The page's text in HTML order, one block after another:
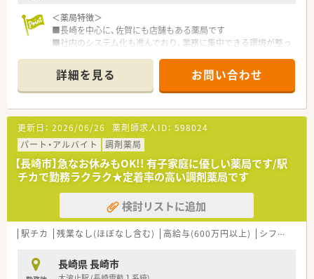
＜薬局特徴＞
■長崎を中心に、佐賀にも店舗もある薬局です
■社内のシステム化も進んでおり、業務に集中できる環境が整っ
■総合病院の門前で多科目応需のため、スキルアップが出来る環
境です。
■総合病院の処方箋をメインに応需しており、無菌調剤室を備え
て365日開業しています。
■総合病院の門前で疑義照会も薬剤部を通して行っているため、
安心です。
■近隣にはコンビニやスーパーマーケット、生活用品店なども並
んでいるため通勤途中のお買い物にも便利な立地です。
＜こんな企業です＞
■長崎市内に5店舗展開。1953創業の老舗の薬局です。
■社長は薬剤師ではありませんが、息子さんは薬剤師として本店
で勤務されています。
■会社として電子薬歴や自動一包化機械、インターネット発注シ
■ワークライフバランスを大事にしている企業です。
■ご年齢問わず活躍できる環境がございます。
詳細を見る お問い合わせ
更新日： 2026/06/26 薬剤師求人ID： 598024
パート・アルバイト
調剤薬局
【長崎市】急なお休みもOK!! 有子家庭に優しい薬局です/駅
チカで勤務ラクラク★定着率の高い調剤薬局です
検討リストに追加
駅チカ 残業なし(ほぼなし含む) 高給与(600万円以上) シフト制
長崎県 長崎市